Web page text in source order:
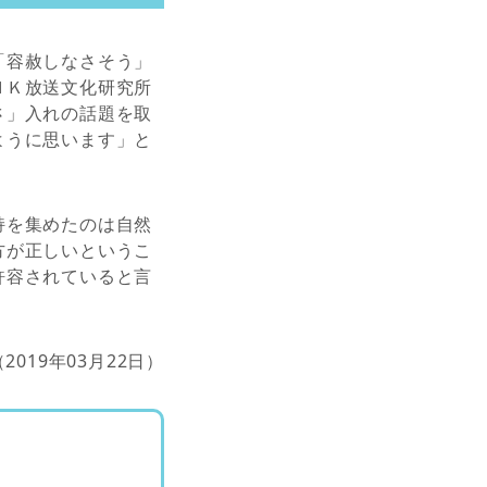
赦しなさそう」
放送文化研究所
入れの話題を取
に思います」と
集めたのは自然
正しいというこ
されていると言
2019年03月22日）